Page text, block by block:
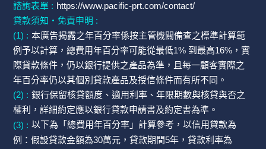
諮詢表單 : https://www.pacific-prt.com/contact/
貸款須知・免責申明 :
(1) : 本廣告揭露之年百分率係按主管機關備查之標準計算範
例予以計算，總費用年百分率可能從最低1% 到最高16%，實
際貸款條件，仍以銀行提供之產品為準，且每一顧客實際之
年百分率仍以其個別貸款產品及授信條件而有所不同。
(2) : 銀行保留核貸額度、適用利率、年限期數與核貸與否之
權利，詳細約定應以銀行貸款申請書及約定書為準。
(3) : 以下為「總費用年百分率」計算參考，以信用貸款為
例：假設貸款金額為30萬元，貸款期間5年，貸款利率為